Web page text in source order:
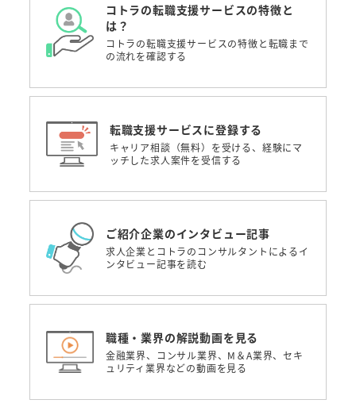
コトラの転職支援サービスの特徴と
は？
コトラの転職支援サービスの特徴と転職まで
の流れを確認する
転職支援サービスに登録する
キャリア相談（無料）を受ける、経験にマ
ッチした求人案件を受信する
ご紹介企業のインタビュー記事
求人企業とコトラのコンサルタントによるイ
ンタビュー記事を読む
職種・業界の解説動画を見る
金融業界、コンサル業界、M＆A業界、セキ
ュリティ業界などの動画を見る